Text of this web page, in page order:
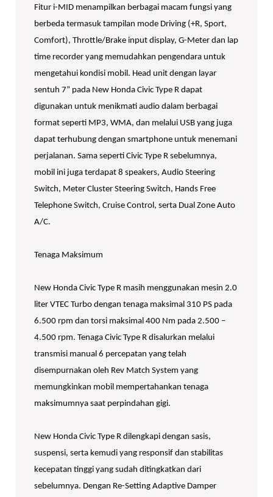
Fitur i-MID menampilkan berbagai macam fungsi yang
berbeda termasuk tampilan mode Driving (+R, Sport,
Comfort), Throttle/Brake input display, G-Meter dan lap
time recorder yang memudahkan pengendara untuk
mengetahui kondisi mobil. Head unit dengan layar
sentuh 7” pada New Honda Civic Type R dapat
digunakan untuk menikmati audio dalam berbagai
format seperti MP3, WMA, dan melalui USB yang juga
dapat terhubung dengan smartphone untuk menemani
perjalanan. Sama seperti Civic Type R sebelumnya,
mobil ini juga terdapat 8 speakers, Audio Steering
Switch, Meter Cluster Steering Switch, Hands Free
Telephone Switch, Cruise Control, serta Dual Zone Auto
A/C.
Tenaga Maksimum
New Honda Civic Type R masih menggunakan mesin 2.0
liter VTEC Turbo dengan tenaga maksimal 310 PS pada
6.500 rpm dan torsi maksimal 400 Nm pada 2.500 –
4.500 rpm. Tenaga Civic Type R disalurkan melalui
transmisi manual 6 percepatan yang telah
disempurnakan oleh Rev Match System yang
memungkinkan mobil mempertahankan tenaga
maksimumnya saat perpindahan gigi.
New Honda Civic Type R dilengkapi dengan sasis,
suspensi, serta kemudi yang responsif dan stabilitas
kecepatan tinggi yang sudah ditingkatkan dari
sebelumnya. Dengan Re-Setting Adaptive Damper